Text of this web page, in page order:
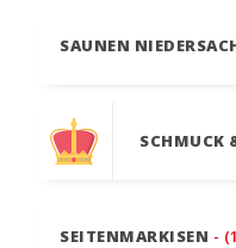
SAUNEN
SCHMUCK
SEITENMARKISEN -